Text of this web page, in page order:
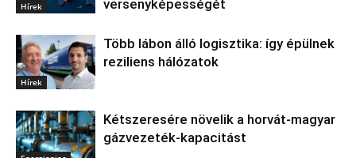
Hírek
versenyképességét
Hírek
Több lábon álló logisztika: így épülnek
reziliens hálózatok
Kétszeresére növelik a horvát-magyar
gázvezeték-kapacitást